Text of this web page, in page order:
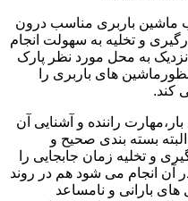
ماشین باربری مناسب درون
و تخلیه به سهولت انجام
نزدیک به محل مورد نظر پارک
های باربری را
کند.
راننده و آشنایی آن
بسته بندی صحیح و
و تخلیه زمان جابجایی را
آن انجام می شود هم در روند
بارانی و نامساعد